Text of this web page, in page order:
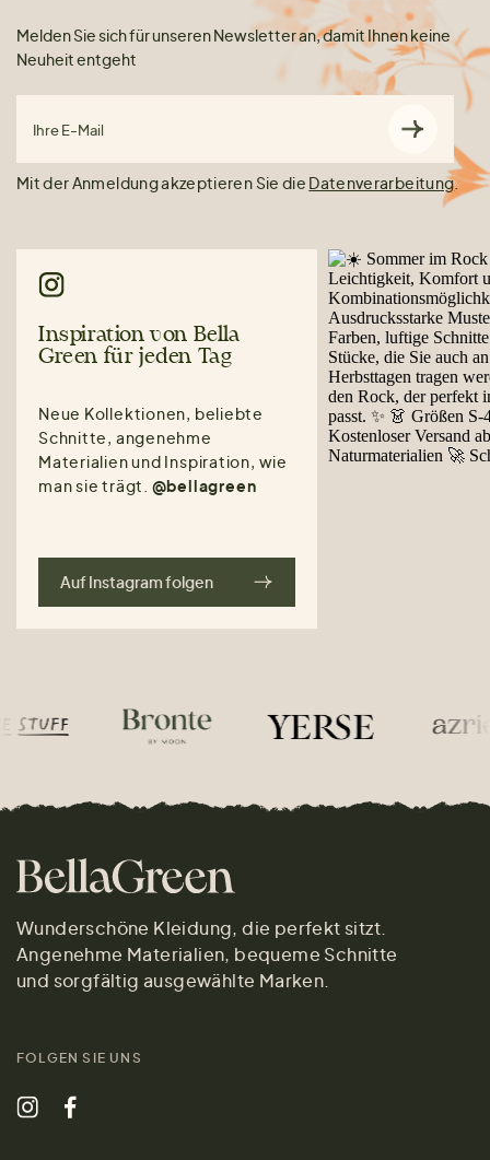
Melden Sie sich für unseren Newsletter an, damit Ihnen keine
Neuheit entgeht
Ihre E-Mail
Mit der Anmeldung akzeptieren Sie die Datenverarbeitung.
Inspiration von Bella
Green für jeden Tag
Neue Kollektionen, beliebte
Schnitte, angenehme
Materialien und Inspiration, wie
man sie trägt. @bellagreen
Auf Instagram folgen
Wunderschöne Kleidung, die perfekt sitzt.
Angenehme Materialien, bequeme Schnitte
und sorgfältig ausgewählte Marken.
FOLGEN SIE UNS